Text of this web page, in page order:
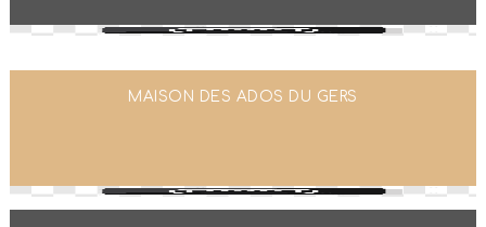
MAISON DES ADOS DU GERS